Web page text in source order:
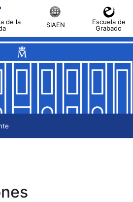
de la
SIAEN
Escuela de
Grabado